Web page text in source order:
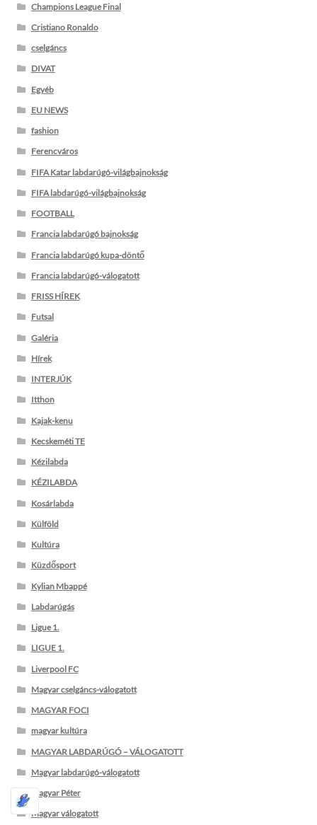
Champions League Final
Cristiano Ronaldo
cselgáncs
DIVAT
Egyéb
EU NEWS
fashion
Ferencváros
FIFA Katar labdarúgó-világbajnokság
FIFA labdarúgó-világbajnokság
FOOTBALL
Francia labdarúgó bajnokság
Francia labdarúgó kupa-döntő
Francia labdarúgó-válogatott
FRISS HÍREK
Futsal
Galéria
Hírek
INTERJÚK
Itthon
Kajak-kenu
Kecskeméti TE
Kézilabda
KÉZILABDA
Kosárlabda
Külföld
Kultúra
Küzdősport
Kylian Mbappé
Labdarúgás
Ligue 1.
LIGUE 1.
Liverpool FC
Magyar cselgáncs-válogatott
MAGYAR FOCI
magyar kultúra
MAGYAR LABDARÚGÓ – VÁLOGATOTT
Magyar labdarúgó-válogatott
Magyar Péter
Magyar válogatott